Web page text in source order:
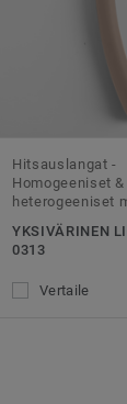
Hitsauslangat -
Homogeeniset &
heterogeeniset
YKSIVÄRINEN
0313
Vertaile